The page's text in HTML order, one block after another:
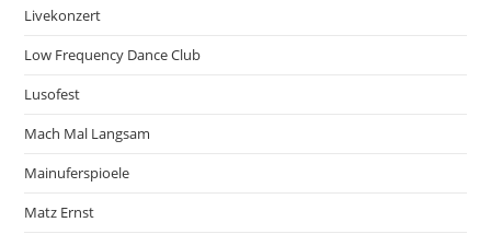
Livekonzert
Low Frequency Dance Club
Lusofest
Mach Mal Langsam
Mainuferspioele
Matz Ernst